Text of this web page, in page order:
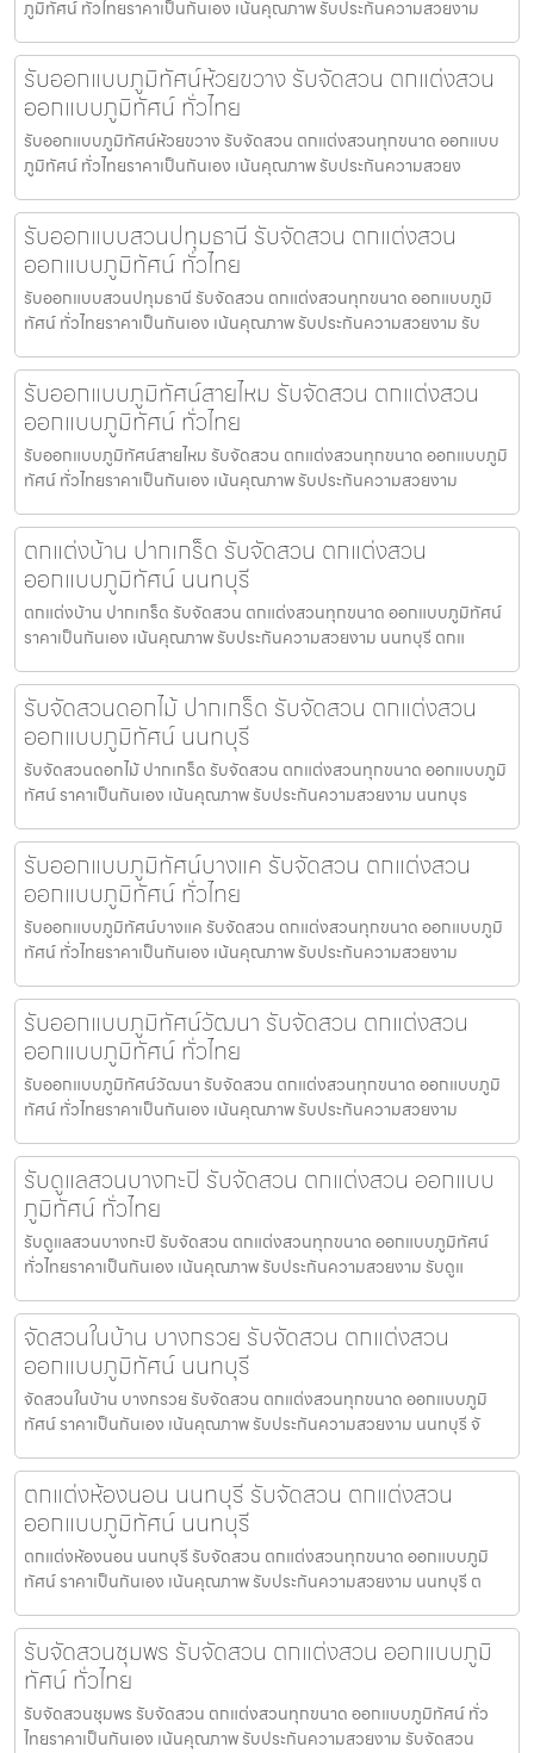
ภูมิทัศน์ ทั่วไทยราคาเป็นกันเอง เน้นคุณภาพ รับประกันความสวยงาม
รับออกแบบภูมิทัศน์ห้วยขวาง รับจัดสวน ตกแต่งสวน
ออกแบบภูมิทัศน์ ทั่วไทย
รับออกแบบภูมิทัศน์ห้วยขวาง รับจัดสวน ตกแต่งสวนทุกขนาด ออกแบบ
ภูมิทัศน์ ทั่วไทยราคาเป็นกันเอง เน้นคุณภาพ รับประกันความสวยง
รับออกแบบสวนปทุมธานี รับจัดสวน ตกแต่งสวน
ออกแบบภูมิทัศน์ ทั่วไทย
รับออกแบบสวนปทุมธานี รับจัดสวน ตกแต่งสวนทุกขนาด ออกแบบภูมิ
ทัศน์ ทั่วไทยราคาเป็นกันเอง เน้นคุณภาพ รับประกันความสวยงาม รับ
รับออกแบบภูมิทัศน์สายไหม รับจัดสวน ตกแต่งสวน
ออกแบบภูมิทัศน์ ทั่วไทย
รับออกแบบภูมิทัศน์สายไหม รับจัดสวน ตกแต่งสวนทุกขนาด ออกแบบภูมิ
ทัศน์ ทั่วไทยราคาเป็นกันเอง เน้นคุณภาพ รับประกันความสวยงาม
ตกแต่งบ้าน ปากเกร็ด รับจัดสวน ตกแต่งสวน
ออกแบบภูมิทัศน์ นนทบุรี
ตกแต่งบ้าน ปากเกร็ด รับจัดสวน ตกแต่งสวนทุกขนาด ออกแบบภูมิทัศน์
ราคาเป็นกันเอง เน้นคุณภาพ รับประกันความสวยงาม นนทบุรี ตกแ
รับจัดสวนดอกไม้ ปากเกร็ด รับจัดสวน ตกแต่งสวน
ออกแบบภูมิทัศน์ นนทบุรี
รับจัดสวนดอกไม้ ปากเกร็ด รับจัดสวน ตกแต่งสวนทุกขนาด ออกแบบภูมิ
ทัศน์ ราคาเป็นกันเอง เน้นคุณภาพ รับประกันความสวยงาม นนทบุร
รับออกแบบภูมิทัศน์บางแค รับจัดสวน ตกแต่งสวน
ออกแบบภูมิทัศน์ ทั่วไทย
รับออกแบบภูมิทัศน์บางแค รับจัดสวน ตกแต่งสวนทุกขนาด ออกแบบภูมิ
ทัศน์ ทั่วไทยราคาเป็นกันเอง เน้นคุณภาพ รับประกันความสวยงาม
รับออกแบบภูมิทัศน์วัฒนา รับจัดสวน ตกแต่งสวน
ออกแบบภูมิทัศน์ ทั่วไทย
รับออกแบบภูมิทัศน์วัฒนา รับจัดสวน ตกแต่งสวนทุกขนาด ออกแบบภูมิ
ทัศน์ ทั่วไทยราคาเป็นกันเอง เน้นคุณภาพ รับประกันความสวยงาม
รับดูแลสวนบางกะปิ รับจัดสวน ตกแต่งสวน ออกแบบ
ภูมิทัศน์ ทั่วไทย
รับดูแลสวนบางกะปิ รับจัดสวน ตกแต่งสวนทุกขนาด ออกแบบภูมิทัศน์
ทั่วไทยราคาเป็นกันเอง เน้นคุณภาพ รับประกันความสวยงาม รับดูแ
จัดสวนในบ้าน บางกรวย รับจัดสวน ตกแต่งสวน
ออกแบบภูมิทัศน์ นนทบุรี
จัดสวนในบ้าน บางกรวย รับจัดสวน ตกแต่งสวนทุกขนาด ออกแบบภูมิ
ทัศน์ ราคาเป็นกันเอง เน้นคุณภาพ รับประกันความสวยงาม นนทบุรี จั
ตกแต่งห้องนอน นนทบุรี รับจัดสวน ตกแต่งสวน
ออกแบบภูมิทัศน์ นนทบุรี
ตกแต่งห้องนอน นนทบุรี รับจัดสวน ตกแต่งสวนทุกขนาด ออกแบบภูมิ
ทัศน์ ราคาเป็นกันเอง เน้นคุณภาพ รับประกันความสวยงาม นนทบุรี ต
รับจัดสวนชุมพร รับจัดสวน ตกแต่งสวน ออกแบบภูมิ
ทัศน์ ทั่วไทย
รับจัดสวนชุมพร รับจัดสวน ตกแต่งสวนทุกขนาด ออกแบบภูมิทัศน์ ทั่ว
ไทยราคาเป็นกันเอง เน้นคุณภาพ รับประกันความสวยงาม รับจัดสวน